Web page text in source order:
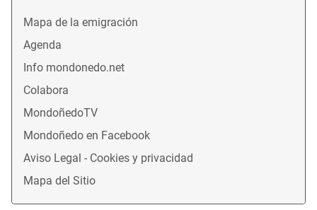
Mapa de la emigración
Agenda
Info mondonedo.net
Colabora
MondoñedoTV
Mondoñedo en Facebook
Aviso Legal - Cookies y privacidad
Mapa del Sitio